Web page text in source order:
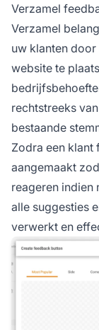
Verzamel
Verzamel
uw klanten
website te
rechtstreeks
bestaande
Zodra een
aangemaakt
reageren
alle suggesties
verwerkt en